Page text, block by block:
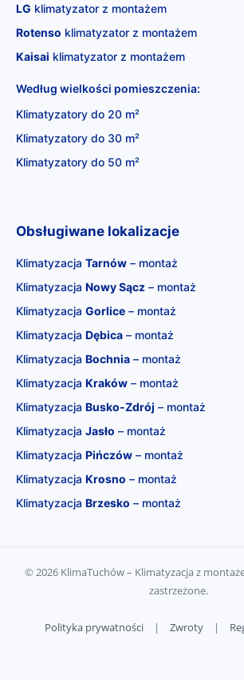
LG klimatyzator z montażem
Rotenso klimatyzator z montażem
Kaisai klimatyzator z montażem
Według wielkości pomieszczenia:
Klimatyzatory do 20 m²
Klimatyzatory do 30 m²
Klimatyzatory do 50 m²
Obsługiwane lokalizacje
Klimatyzacja Tarnów – montaż
Klimatyzacja Nowy Sącz – montaż
Klimatyzacja Gorlice – montaż
Klimatyzacja Dębica – montaż
Klimatyzacja Bochnia – montaż
Klimatyzacja Kraków – montaż
Klimatyzacja Busko‑Zdrój – montaż
Klimatyzacja Jasło – montaż
Klimatyzacja Pińczów – montaż
Klimatyzacja Krosno – montaż
Klimatyzacja Brzesko – montaż
© 2026 KlimaTuchów – Klimatyzacja z
zastrzeżone.
Polityka prywatności | Zwroty |